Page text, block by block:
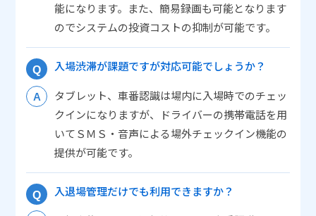
能になります。また、簡易録画も可能となります
のでシステムの投資コストの抑制が可能です。
入場渋滞が課題ですが対応可能でしょうか？
タブレット、車番認識は場内に入場時でのチェッ
クインになりますが、ドライバーの携帯電話を用
いてＳＭＳ・音声による場外チェックイン機能の
提供が可能です。
入退場管理だけでも利用できますか？